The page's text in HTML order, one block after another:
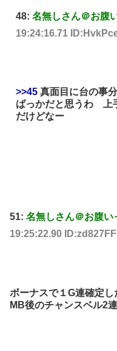
48: 名無しさん＠お腹
19:24:16.71
>>45 真面目に台の事
ばっかだと思うわ 上
だけどなー
51: 名無しさん＠お腹い
19:25:22.90
ボーナスで１G連確定
MB後のチャンスベル2